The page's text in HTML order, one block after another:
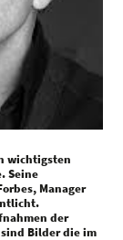
wichtigsten
Seine
Manager
der
Bilder die im